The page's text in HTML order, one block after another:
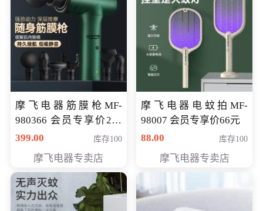
摩飞电器筋膜枪MF-
980366 会员专享价299
元
399.00 库存100
摩飞电器专卖店
摩飞电器电蚊拍MF-
98007 会员专享价66元
88.00
库存100
摩飞电器专卖店